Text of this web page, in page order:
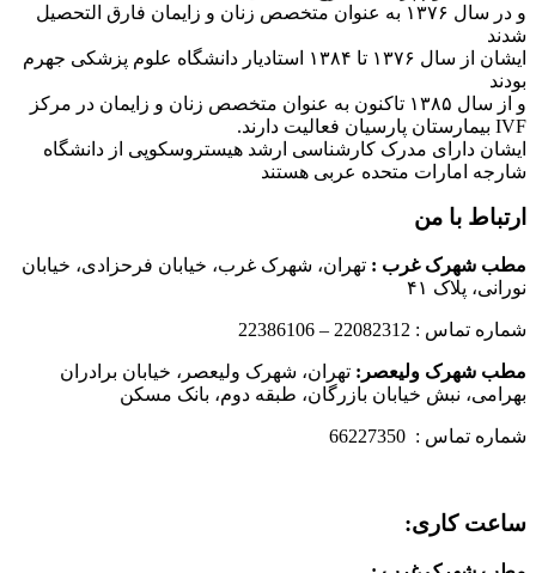
و در سال ۱۳۷۶ به عنوان متخصص زنان و زایمان فارق التحصیل
شدند
ایشان از سال ۱۳۷۶ تا ۱۳۸۴ استادیار دانشگاه علوم پزشکی جهرم
بودند
و از سال ۱۳۸۵ تاکنون به عنوان متخصص زنان و زایمان در مرکز
IVF بیمارستان پارسیان فعالیت دارند.
ایشان دارای مدرک کارشناسی ارشد هیستروسکوپی از دانشگاه
شارجه امارات متحده عربی هستند
ارتباط با من
مطب شهرک غرب : تهران، شهرک غرب، خیابان فرحزادی، خیابان
نورانی، پلاک ۴۱
شماره تماس : 22082312 – 22386106
مطب شهرک ولیعصر: تهران، شهرک ولیعصر، خیابان برادران
بهرامی، نبش خیابان بازرگان، طبقه دوم، بانک مسکن
شماره تماس : 66227350
ساعت کاری: